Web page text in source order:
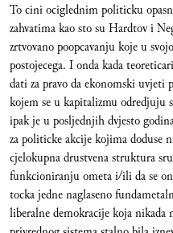
To cini ociglednim politicku
zahvatima kao sto su Hardtov i
zrtvovano poopcavanju koje u
postojecega. I onda kada
dati za pravo da ekonomski
kojem se u kapitalizmu odredjuju
ipak je u posljednjih dvjesto
za politicke akcije kojima doduse
cjelokupna drustvena struktura
funkcioniranju ometa i/ili da se
tocka jedne naglaseno
liberalne demokracije koja nikada